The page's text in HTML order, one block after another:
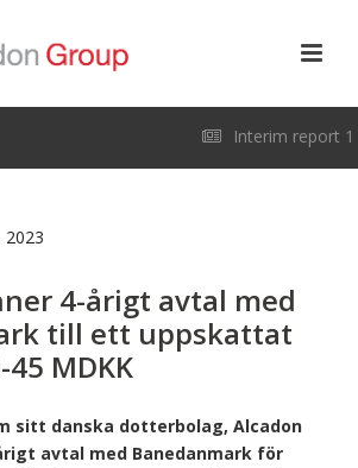
Interim report 1
2023
4-årigt avtal med
till ett uppskattat
MDKK
sitt danska dotterbolag, Alcadon
avtal med Banedanmark för